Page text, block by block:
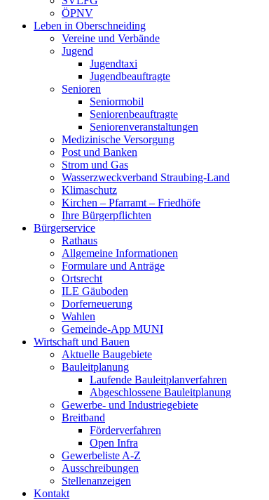
ÖPNV
Leben in Oberschneiding
Vereine und Verbände
Jugend
Jugendtaxi
Jugendbeauftragte
Senioren
Seniormobil
Seniorenbeauftragte
Seniorenveranstaltungen
Medizinische Versorgung
Post und Banken
Strom und Gas
Wasserzweckverband Straubing-Land
Klimaschutz
Kirchen – Pfarramt – Friedhöfe
Ihre Bürgerpflichten
Bürgerservice
Rathaus
Allgemeine Informationen
Formulare und Anträge
Ortsrecht
ILE Gäuboden
Dorferneuerung
Wahlen
Gemeinde-App MUNI
Wirtschaft und Bauen
Aktuelle Baugebiete
Bauleitplanung
Laufende Bauleitplanverfahren
Abgeschlossene Bauleitplanung
Gewerbe- und Industriegebiete
Breitband
Förderverfahren
Open Infra
Gewerbeliste A-Z
Ausschreibungen
Stellenanzeigen
Kontakt